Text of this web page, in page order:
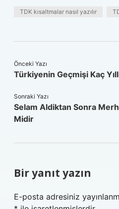
TDK kısaltmalar nasıl yazılır
Önceki Yazı
Türkiyenin Geçmişi Kaç
Sonraki Yazı
Selam Aldiktan Sonra
Midir
Bir yanıt yazın
E-posta adresiniz